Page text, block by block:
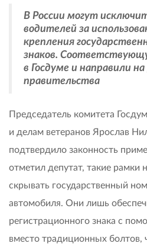
В России могут
водителей за
крепления
знаков.
в Госдуме и направили
правительства
Председатель комитета
и делам ветеранов Ярослав
подтвердило законность
отметил депутат, такие рамки
скрывать государственный
автомобиля. Они лишь
регистрационного знака с
вместо традиционных болтов,